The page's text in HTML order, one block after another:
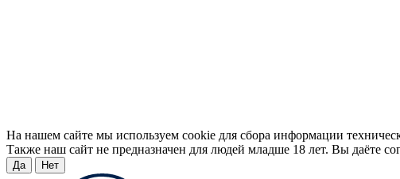
На нашем сайте мы используем cookie для сбора информации
Также наш сайт не предназначен для людей младше 18 лет. Вы даёте
Да Нет